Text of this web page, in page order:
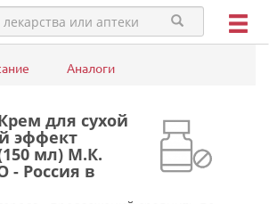
Аналоги
для сухой
эффект
мл) М.К.
- Россия в